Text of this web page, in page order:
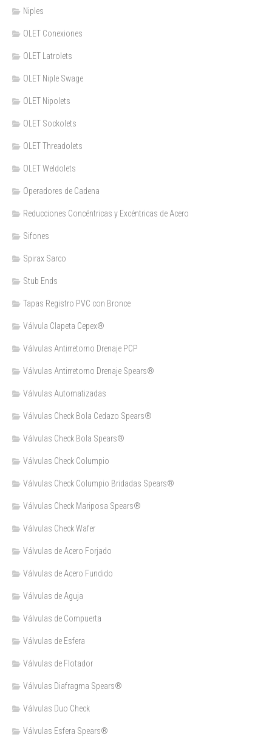
Niples
OLET Conexiones
OLET Latrolets
OLET Niple Swage
OLET Nipolets
OLET Sockolets
OLET Threadolets
OLET Weldolets
Operadores de Cadena
Reducciones Concéntricas y Excéntricas de Acero
Sifones
Spirax Sarco
Stub Ends
Tapas Registro PVC con Bronce
Válvula Clapeta Cepex®
Válvulas Antirretorno Drenaje PCP
Válvulas Antirretorno Drenaje Spears®
Válvulas Automatizadas
Válvulas Check Bola Cedazo Spears®
Válvulas Check Bola Spears®
Válvulas Check Columpio
Válvulas Check Columpio Bridadas Spears®
Válvulas Check Mariposa Spears®
Válvulas Check Wafer
Válvulas de Acero Forjado
Válvulas de Acero Fundido
Válvulas de Aguja
Válvulas de Compuerta
Válvulas de Esfera
Válvulas de Flotador
Válvulas Diafragma Spears®️
Válvulas Duo Check
Válvulas Esfera Spears®